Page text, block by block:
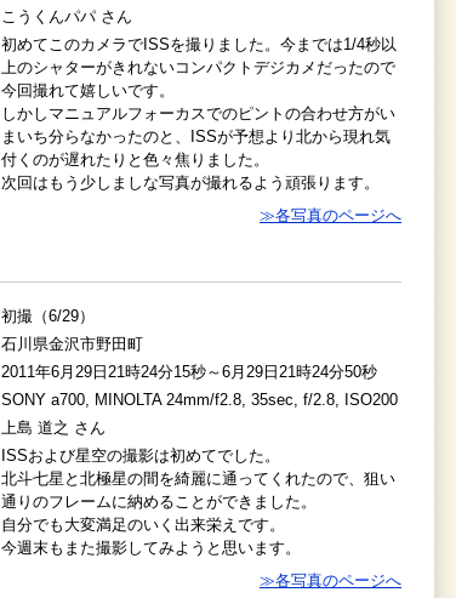
こうくんパパ さん
初めてこのカメラでISSを撮りました。今までは1/4秒以
上のシャターがきれないコンパクトデジカメだったので
今回撮れて嬉しいです。
しかしマニュアルフォーカスでのピントの合わせ方がい
まいち分らなかったのと、ISSが予想より北から現れ気
付くのが遅れたりと色々焦りました。
次回はもう少しましな写真が撮れるよう頑張ります。
≫各写真のページへ
初撮（6/29）
石川県金沢市野田町
2011年6月29日21時24分15秒～6月29日21時24分50秒
SONY a700, MINOLTA 24mm/f2.8, 35sec, f/2.8, ISO200
上島 道之 さん
ISSおよび星空の撮影は初めてでした。
北斗七星と北極星の間を綺麗に通ってくれたので、狙い
通りのフレームに納めることができました。
自分でも大変満足のいく出来栄えです。
今週末もまた撮影してみようと思います。
≫各写真のページへ